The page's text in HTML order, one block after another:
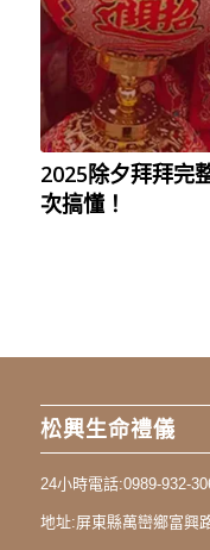
2025除夕拜拜完
次搞懂！
松興生命禮儀
24小時電話:0989-932-
地址:屏東縣萬巒鄉富興